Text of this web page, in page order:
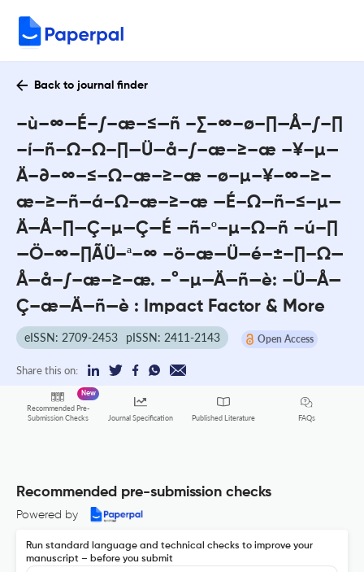
Back to journal finder
–ù–∞—É–∫–æ–≤—ñ –∑–∞–ø–∏—Å–∫–∏
–í—ñ–Ω–Ω–∏—Ü—å–∫–æ–≥–æ –¥–µ—
Ä–∂–∞–≤–Ω–æ–≥–æ –ø–µ–¥–∞–≥–
æ–≥—ñ—á–Ω–æ–≥–æ —É–Ω—ñ–≤–µ—
Ä—Å–∏—Ç–µ—Ç—É —ñ–º–µ–Ω—ñ –ú–∏
—Ö–∞–∏ÃÜ–ª–∞ –ö–æ—Ü—é–±–∏–Ω—
Å—å–∫–æ–≥–æ. –°–µ—Ä—ñ—è: –Ü—Å—
Ç–æ—Ä—ñ—è : Impact Factor & More
eISSN: 2709-2453 pISSN: 2411-2143 Open Access
Share this on:
Recommended Pre-
Submission Checks
New
Journal Specification Published Literature FAQs
Recommended pre-submission checks
Powered by
Run standard language and technical checks to improve your
manuscript – before you submit